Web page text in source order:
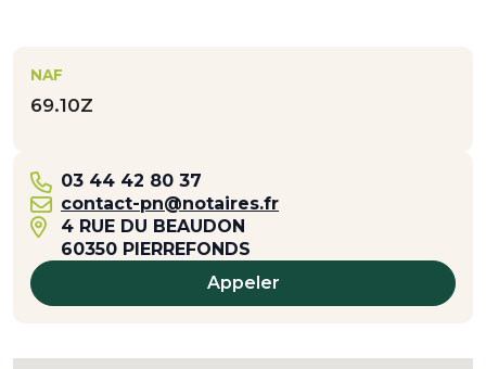
NAF
69.10Z
03 44 42 80 37
contact-pn@notaires.fr
4 RUE DU BEAUDON
60350 PIERREFONDS
Appeler